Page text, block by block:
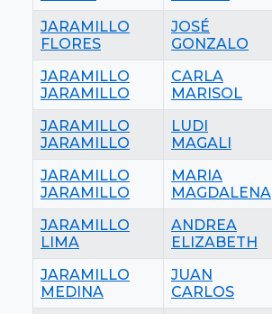
JARAMILLO
FLORES
JOSÉ
GONZALO
JARAMILLO
JARAMILLO
CARLA
MARISOL
JARAMILLO
JARAMILLO
LUDI
MAGALI
JARAMILLO
JARAMILLO
MARIA
MAGDALENA
JARAMILLO
LIMA
ANDREA
ELIZABETH
JARAMILLO
MEDINA
JUAN
CARLOS